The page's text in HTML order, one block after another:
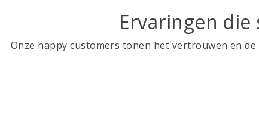
Ervaringen die
Onze happy customers tonen het vertrouwen en